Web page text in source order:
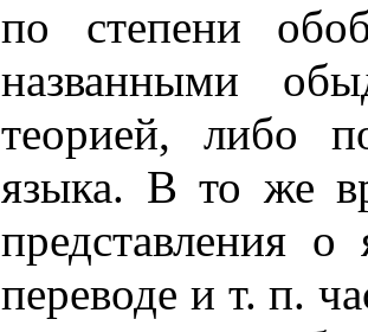
по степени
названными
теорией, либо
языка. В то же
представления
переводе и т. п.